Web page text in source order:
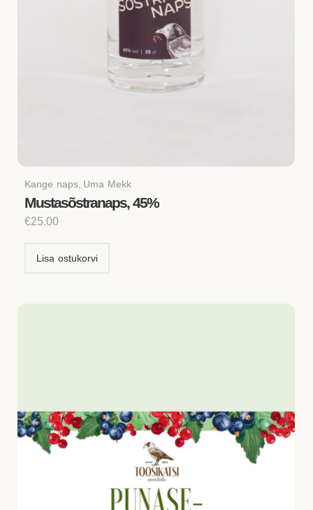
Kange naps Uma Mekk
Mustasõstranaps, 45%
€25.00
Lisa ostukorvi